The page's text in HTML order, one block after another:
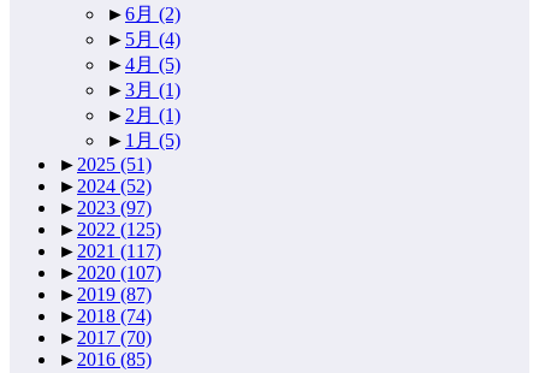
►6月 (2)
► 5月 (4)
►4月 (5)
►3月 (1)
► 2月 (1)
► 1月 (5)
► 2025 (51)
► 2024 (52)
► 2023 (97)
► 2022 (125)
► 2021 (117)
► 2020 (107)
► 2019 (87)
► 2018 (74)
► 2017 (70)
► 2016 (85)